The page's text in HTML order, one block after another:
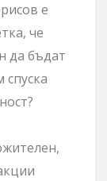
е
че
да бъдат